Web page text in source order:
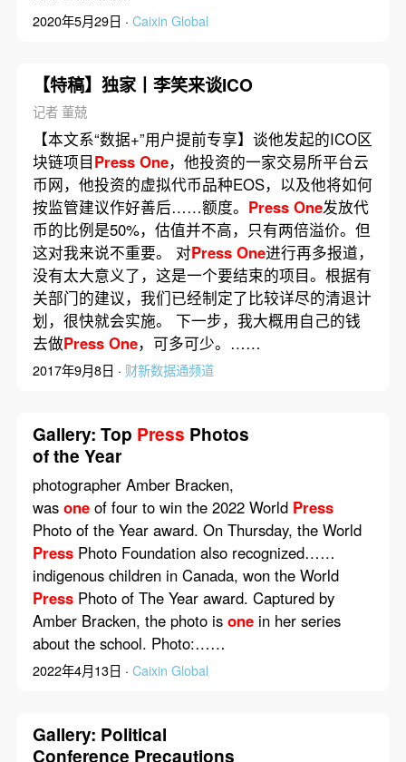
2020年5月29日 · Caixin Global
【特稿】独家丨李笑来谈ICO
记者 董兢
【本文系“数据+”用户提前专享】谈他发起的ICO区
块链项目Press One，他投资的一家交易所平台云
币网，他投资的虚拟代币品种EOS，以及他将如何
按监管建议作好善后……额度。 Press One发放代
币的比例是50%，估值并不高，只有两倍溢价。但
这对我来说不重要。 对Press One进行再多报道，
没有太大意义了，这是一个要结束的项目。根据有
关部门的建议，我们已经制定了比较详尽的清退计
划，很快就会实施。 下一步，我大概用自己的钱
去做Press One，可多可少。……
2017年9月8日 · 财新数据通频道
Gallery: Top Press Photos
of the Year
photographer Amber Bracken,
was oneof four to win the 2022 World Press
Photo of the Year award. On Thursday, the World
PressPhoto Foundation also recognized……
indigenous children in Canada, won the World
PressPhoto of The Year award. Captured by
Amber Bracken, the photo is onein her series
about the school. Photo:……
2022年4月13日 · Caixin Global
Gallery: Political
Conference Precautions